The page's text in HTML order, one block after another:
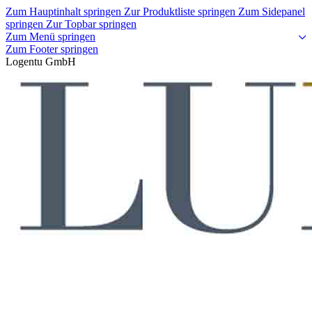
Zum Hauptinhalt springen Zur Produktliste springen Zum Sidepanel
springen Zur Topbar springen
Zum Menü springen
Zum Footer springen
Logentu GmbH